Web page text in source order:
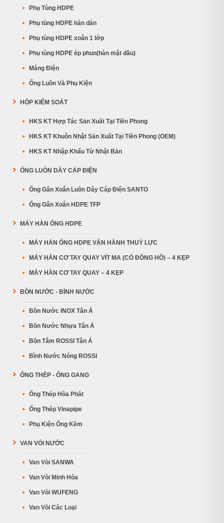
Phụ Tùng HDPE
Phụ tùng HDPE hàn dán
Phụ tùng HDPE xoắn 1 lớp
Phụ tùng HDPE ép phun(hàn mặt đầu)
Máng Điện
Ống Luồn Và Phụ Kiện
HỘP KIỂM SOÁT
HKS KT Hợp Tác Sản Xuất Tại Tiền Phong
HKS KT Khuôn Nhật Sản Xuất Tại Tiền Phong (OEM)
HKS KT Nhập Khẩu Từ Nhật Bản
ỐNG LUỒN DÂY CÁP ĐIỆN
Ống Gân Xoắn Luồn Dây Cáp Điện SANTO
Ống Gân Xoắn HDPE TFP
MÁY HÀN ỐNG HDPE
MÁY HÀN ỐNG HDPE VẬN HÀNH THUỶ LỰC
MÁY HÀN CƠ TAY QUAY VÍT MA (CÓ ĐỒNG HỒ) – 4 KẸP
MÁY HÀN CƠ TAY QUAY – 4 KẸP
BỒN NƯỚC - BÌNH NƯỚC
Bồn Nước INOX Tân Á
Bồn Nước Nhựa Tân Á
Bồn Tắm ROSSI Tân Á
Bình Nước Nóng ROSSI
ỐNG THÉP - ỐNG GANG
Ống Thép Hòa Phát
Ống Thép Vinapipe
Phụ Kiện Ống Kẽm
VAN VÒI NƯỚC
Van Vòi SANWA
Van Vòi Minh Hòa
Van Vòi WUFENG
Van Vòi Các Loại